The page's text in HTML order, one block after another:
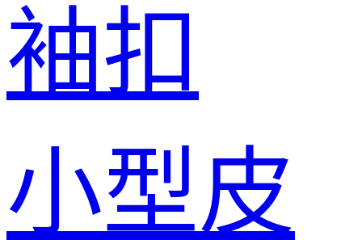
袖扣
小型皮